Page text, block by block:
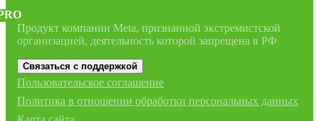
Продукт компании Meta, признанной экстремистской
организацией, деятельность которой запрещена в РФ
Связаться с поддержкой
Пользовательское соглашение
Политика в отношении обработки персональных данных